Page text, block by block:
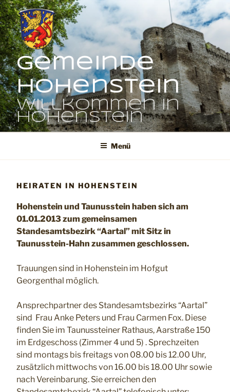
Zum
Inhalt
springen
Gemeinde
Hohenstein
Willkommen in
Hohenstein
Menü
HEIRATEN IN HOHENSTEIN
Hohenstein und Taunusstein haben sich am
01.01.2013 zum gemeinsamen
Standesamtsbezirk “Aartal” mit Sitz in
Taunusstein-Hahn zusammen geschlossen.
Trauungen sind in Hohenstein im Hofgut
Georgenthal möglich.
Ansprechpartner des Standesamtsbezirks “Aartal”
sind Frau Anke Peters und Frau Carmen Fox. Diese
finden Sie im Taunussteiner Rathaus, Aarstraße 150
im Erdgeschoss (Zimmer 4 und 5) . Sprechzeiten
sind montags bis freitags von 08.00 bis 12.00 Uhr,
zusätzlich mittwochs von 16.00 bis 18.00 Uhr sowie
nach Vereinbarung. Sie erreichen den